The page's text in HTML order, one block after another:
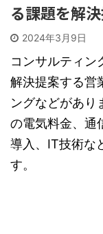
る課題を解
2024年3月9日
コンサルティン
解決提案する営
ングなどがあり
の電気料金、通
導入、IT技術な
す。